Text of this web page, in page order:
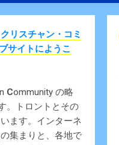
リスチャン・コミ
サイトにようこ
Community の略
。トロントとその
ます。インターネ
集まりと、各地で